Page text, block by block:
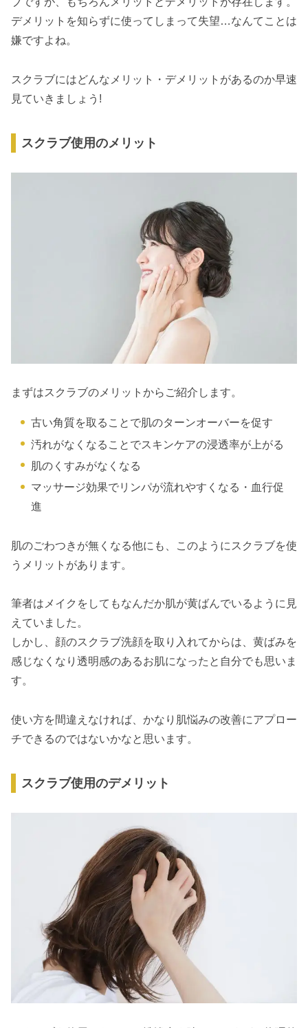
デメリットを知らずに使ってしまって失望…なんてことは
嫌ですよね。
スクラブにはどんなメリット・デメリットがあるのか早速
見ていきましょう!
スクラブ使用のメリット
まずはスクラブのメリットからご紹介します。
古い角質を取ることで肌のターンオーバーを促す
汚れがなくなることでスキンケアの浸透率が上がる
肌のくすみがなくなる
マッサージ効果でリンパが流れやすくなる・血行促
進
肌のごわつきが無くなる他にも、このようにスクラブを使
うメリットがあります。
筆者はメイクをしてもなんだか肌が黄ばんでいるように見
えていました。
しかし、顔のスクラブ洗顔を取り入れてからは、黄ばみを
感じなくなり透明感のあるお肌になったと自分でも思いま
す。
使い方を間違えなければ、かなり肌悩みの改善にアプロー
チできるのではないかなと思います。
スクラブ使用のデメリット